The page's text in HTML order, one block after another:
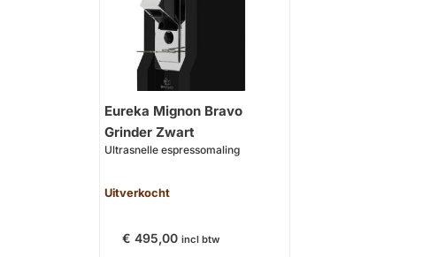
Eureka Mignon Bravo
Grinder Zwart
Ultrasnelle espressomaling
Uitverkocht
€ 495,00 incl btw